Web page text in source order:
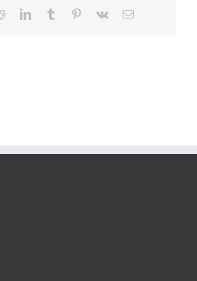
RedditLinkedInTumblr Pinterest
Vk
E-